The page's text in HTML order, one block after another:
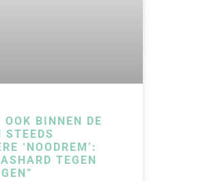
OOK BINNEN DE
STEEDS
‘NOODREM’:
TEGEN